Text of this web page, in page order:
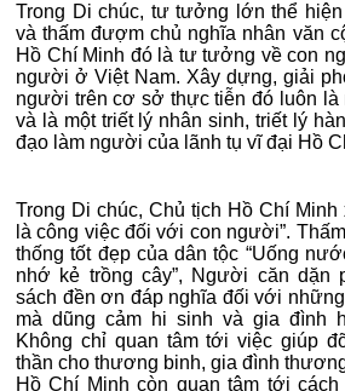
Trong Di chúc, tư tưởng lớn thể
và thấm đượm chủ nghĩa nhân văn
Hồ Chí Minh đó là tư tưởng về con
người ở Việt Nam. Xây dựng, giải
người trên cơ sở thực tiễn đó luôn là
và là một triết lý nhân sinh, triết lý
đạo làm người của lãnh tụ vĩ đại Hồ
Trong Di chúc, Chủ tịch Hồ Chí Minh
là công việc đối với con người”.
thống tốt đẹp của dân tộc “Uống
nhớ kẻ trồng cây”, Người căn dặn
sách đền ơn đáp nghĩa đối với
mà dũng cảm hi sinh và gia đình
Không chỉ quan tâm tới việc giúp
thần cho thương binh, gia đình
Hồ Chí Minh còn quan tâm tới